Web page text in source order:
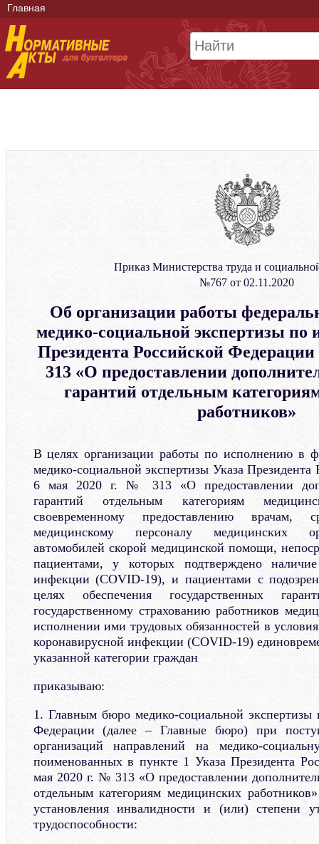
Главная
Приказ Министерства труда и
№767 от 02.11.2020
Об организации работы
медико-социальной экспертизы по
Президента Российской
313 «О предоставлении
гарантий отдельным
работников»
В целях организации работы по исполнению в
медико-социальной экспертизы Указа
6 мая 2020 г. № 313 «О предоставлении
гарантий отдельным категориям
своевременному предоставлению
медицинскому персоналу медицинских
автомобилей скорой медицинской помощи,
пациентами, у которых подтверждено
инфекции (COVID-19), и пациентами с
целях обеспечения государственных
государственному страхованию работников
исполнении ими трудовых обязанностей в
коронавирусной инфекции (COVID-19)
указанной категории граждан
приказываю:
1. Главным бюро медико-социальной экспертизы
Федерации (далее – Главные бюро) при
организаций направлений на медико-
поименованных в пункте 1 Указа Президента
мая 2020 г. № 313 «О предоставлении
отдельным категориям медицинских
установления инвалидности и (или) степени
трудоспособности: